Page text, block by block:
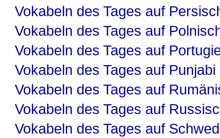
Vokabeln des Tages auf
Vokabeln des Tages auf
Vokabeln des Tages auf
Vokabeln des Tages auf Punjabi
Vokabeln des Tages auf
Vokabeln des Tages auf
Vokabeln des Tages auf